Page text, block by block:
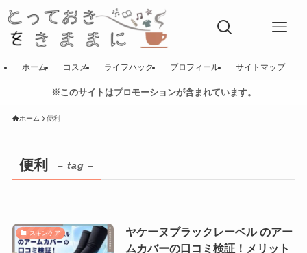
ホーム コスメ ライフハック プロフィール サイトマップ
※このサイトはプロモーションが含まれています。
ホーム 便利
便利 – tag –
スキンケア
ヤケーヌブラックレーベル のアー
ムカバーの口コミ検証！メリット